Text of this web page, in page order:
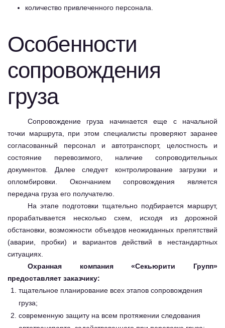
количество привлеченного персонала.
Особенности
сопровождения
груза
Сопровождение груза начинается еще с начальной
точки маршрута, при этом специалисты проверяют заранее
согласованный персонал и автотранспорт, целостность и
состояние перевозимого, наличие сопроводительных
документов. Далее следует контролирование загрузки и
опломбировки. Окончанием сопровождения является
передача груза его получателю.
На этапе подготовки тщательно подбирается маршрут,
прорабатывается несколько схем, исходя из дорожной
обстановки, возможности объездов неожиданных препятствий
(аварии, пробки) и вариантов действий в нестандартных
ситуациях.
Охранная компания «Секьюрити Групп»
предоставляет заказчику:
тщательное планирование всех этапов сопровождения
груза;
современную защиту на всем протяжении следования